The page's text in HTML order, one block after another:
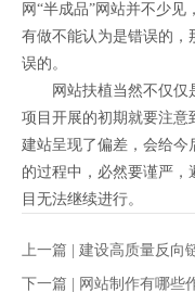
网“半成品”网站并不少
有做不能认为是错误的，
误的。
网站扶植当然不仅仅
项目开展的初期就要注意
建站呈现了偏差，会给今
的过程中，必然要谨严
目无法继续进行。
上一篇 | 建设高质量反向
下一篇 | 网站制作有哪些